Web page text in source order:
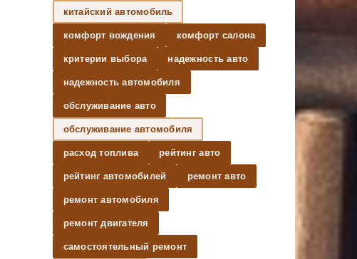
китайский автомобиль
комфорт вождения комфорт салона
критерии выбора надежность авто
надежность автомобиля
обслуживание авто
обслуживание автомобиля
расход топлива рейтинг авто
рейтинг автомобилей ремонт авто
ремонт автомобиля
ремонт двигателя
самостоятельный ремонт